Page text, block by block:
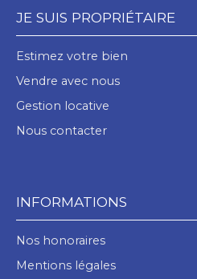
JE SUIS PROPRIÉTAIRE
Estimez votre bien
Vendre avec nous
Gestion locative
Nous contacter
INFORMATIONS
Nos honoraires
Mentions légales